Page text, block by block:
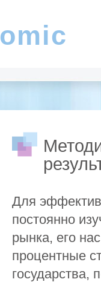
Для
постоянно
рынка, его
процентные
государства,